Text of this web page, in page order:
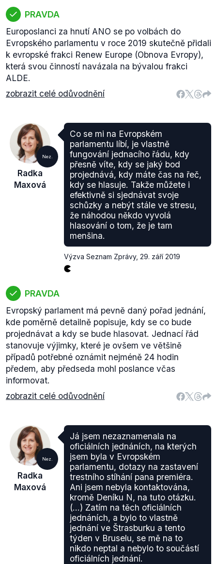
PRAVDA
Europoslanci za hnutí ANO se po volbách do
Evropského parlamentu v roce 2019 skutečně přidali
k evropské frakci Renew Europe (Obnova Evropy),
která svou činností navázala na bývalou frakci
ALDE.
zobrazit celé odůvodnění
Nez.
Radka
Maxová
Co se mi na Evropském
parlamentu líbí, je vlastně
fungování jednacího řádu, kdy
přesně víte, kdy se jaký bod
projednává, kdy máte čas na řeč,
kdy se hlasuje. Takže můžete i
efektivně si sjednávat svoje
schůzky a nebýt stále ve stresu,
že náhodou někdo vyvolá
hlasování o tom, že je tam
menšina.
Výzva Seznam Zprávy, 29. září 2019
PRAVDA
Evropský parlament má pevně daný pořad jednání,
kde poměrně detailně popisuje, kdy se co bude
projednávat a kdy se bude hlasovat. Jednací řád
stanovuje výjimky, které je ovšem ve většině
případů potřebné oznámit nejméně 24 hodin
předem, aby předseda mohl poslance včas
informovat.
zobrazit celé odůvodnění
Nez.
Radka
Maxová
Já jsem nezaznamenala na
oficiálních jednáních, na kterých
jsem byla v Evropském
parlamentu, dotazy na zastavení
trestního stíhání pana premiéra.
Ani jsem nebyla kontaktována,
kromě Deníku N, na tuto otázku.
(...) Zatím na těch oficiálních
jednáních, a bylo to vlastně
jednání ve Štrasburku a tento
týden v Bruselu, se mě na to
nikdo neptal a nebylo to součástí
oficiálních jednání.